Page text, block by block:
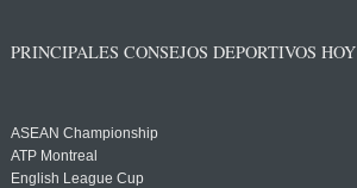
PRINCIPALES CONSEJOS DEPORTIVOS HOY
ASEAN Championship
ATP Montreal
English League Cup